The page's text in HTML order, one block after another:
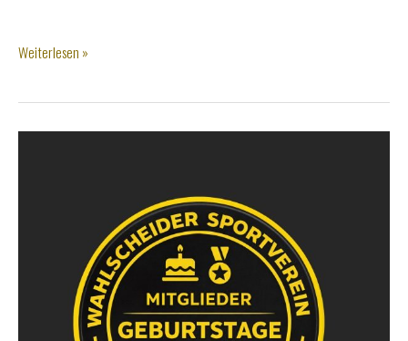
Jetzt
unterstützen
Weiterlesen »